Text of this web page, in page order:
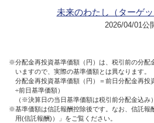
未来のわたし（ターゲッ
2026/04/01公
※分配金再投資基準価額（円）は、税引前の分配
いますので、実際の基準価額とは異なります。
分配金再投資基準価額（円）＝前日分配金再投
÷前日基準価額）
（※決算日の当日基準価額は税引前分配金込み）
※基準価額は信託報酬控除後です。なお、信託報
用(信託報酬)）」をご覧ください。